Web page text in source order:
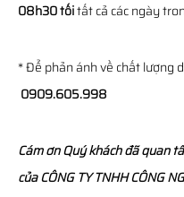
08h30 tốitất cả các ngày
* Để phản ánh về chất lượng
0909.605.998
Cám ơn Quý khách đã quan
củaCÔNG TY TNHH CÔNG